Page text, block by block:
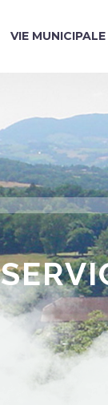
VIE MUNICIPALE